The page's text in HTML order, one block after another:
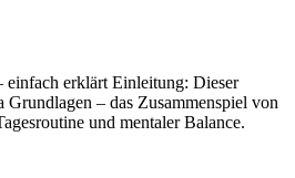
einfach erklärt Einleitung: Dieser
– das Zusammenspiel von
und mentaler Balance.